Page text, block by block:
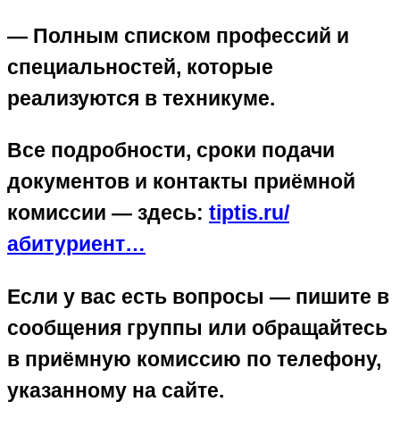
— Полным списком профессий и
специальностей, которые
реализуются в техникуме.
Все подробности, сроки подачи
документов и контакты приёмной
комиссии — здесь: tiptis.ru/
абитуриент…
Если у вас есть вопросы — пишите в
сообщения группы или обращайтесь
в приёмную комиссию по телефону,
указанному на сайте.